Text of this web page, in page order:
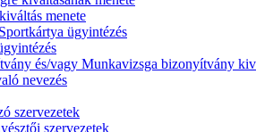
menete
ügyintézés
és/vagy Munkavizsga bizonyítvány
nevezés
szervezetek
szervezetek